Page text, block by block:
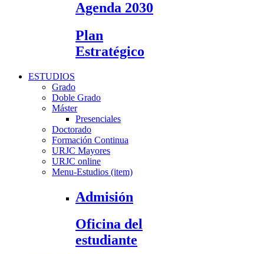
Agenda 2030
Plan
Estratégico
ESTUDIOS
Grado
Doble Grado
Máster
Presenciales
Doctorado
Formación Continua
URJC Mayores
URJC online
Menu-Estudios (item)
Admisión
Oficina del
estudiante